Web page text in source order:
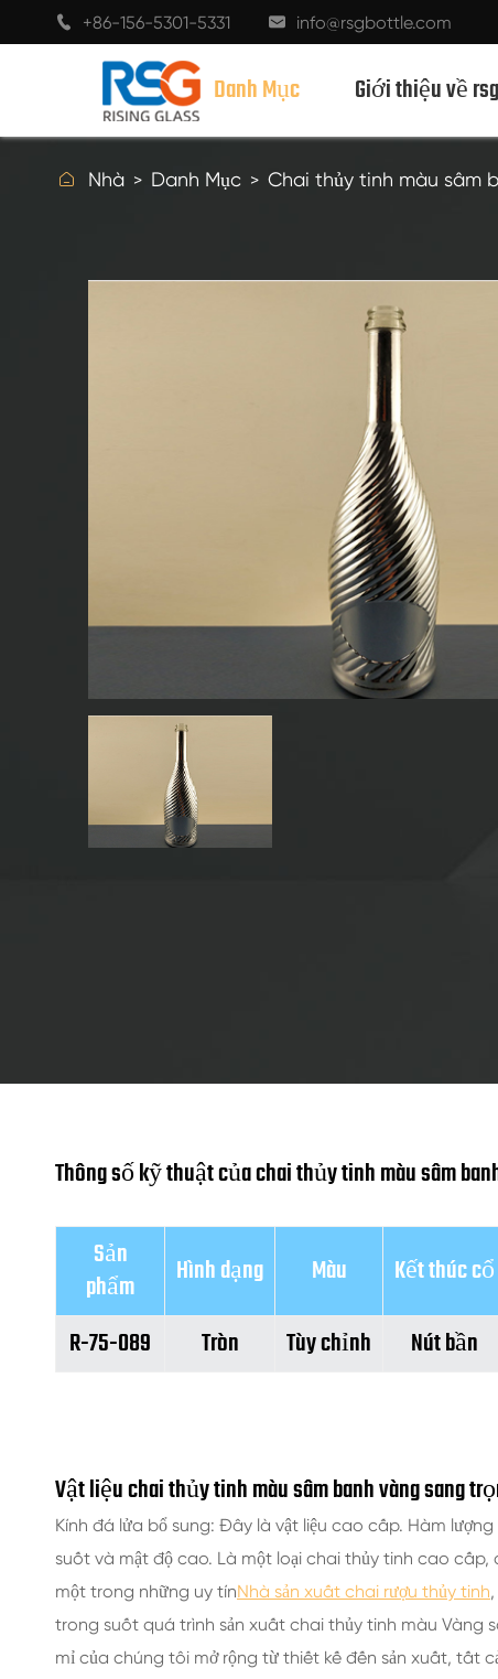
 +86-156-5301-5331  info@rsgbottle.com
Danh Mục
CHAI RƯỢU THỦY TINH
CHAI NƯỚC GIẢI KHÁT THỦY TINH
NẮP/NẮP/NHÃN CHO THỦY TINH
Giới thiệu về rsg
 Nhà Danh Mục Chai thủy tinh màu sâm
Thông số kỹ thuật của chai thủy tinh màu sâm
Sản
phẩm
Hình dạng Màu Kết thúc cổ
R-75-089
Tròn Tùy chỉnh Nút bần
Vật liệu chai thủy tinh màu sâm banh vàng sang
Kính đá lửa bổ sung: Đây là vật liệu cao cấp. Hàm
suốt và mật độ cao. Là một loại chai thủy tinh cao
một trong những uy tínNhà sản xuất chai rượu thủy tinh
trong suốt quá trình sản xuất chai thủy tinh màu
mỉ của chúng tôi mở rộng từ thiết kế đến sản xuất, tất